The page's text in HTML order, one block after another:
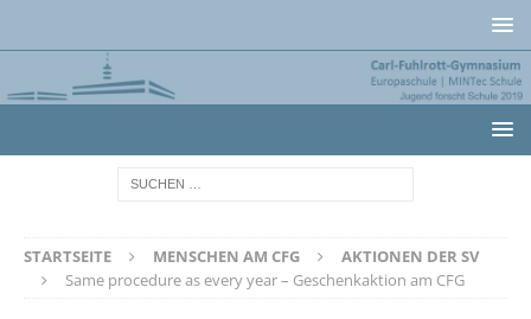
STARTSEITE MENSCHEN AM CFG
AKTIONEN DER SV
Same procedure as every year – Geschenkaktion am CFG